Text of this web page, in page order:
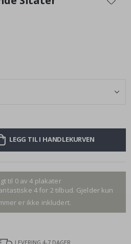
LEGG TIL I HANDLEKURVEN
til 0 av 4 plakater
4 for 2 tilbud. Gjelder kun
er ikke inkludert.
LEVERING 4-7 DAGER